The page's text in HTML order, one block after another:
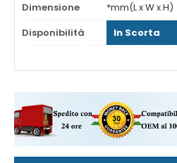
Dimensione
*mm(L x W x H)
Disponibilità
In Scorta